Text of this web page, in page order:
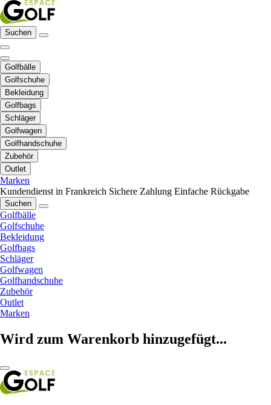
Suchen
Golfbälle
Golfschuhe
Bekleidung
Golfbags
Schläger
Golfwagen
Golfhandschuhe
Zubehör
Outlet
Marken
Kundendienst in Frankreich Sichere Zahlung Einfache Rückgabe
Suchen
Golfbälle
Golfschuhe
Bekleidung
Golfbags
Schläger
Golfwagen
Golfhandschuhe
Zubehör
Outlet
Marken
Wird zum Warenkorb hinzugefügt...